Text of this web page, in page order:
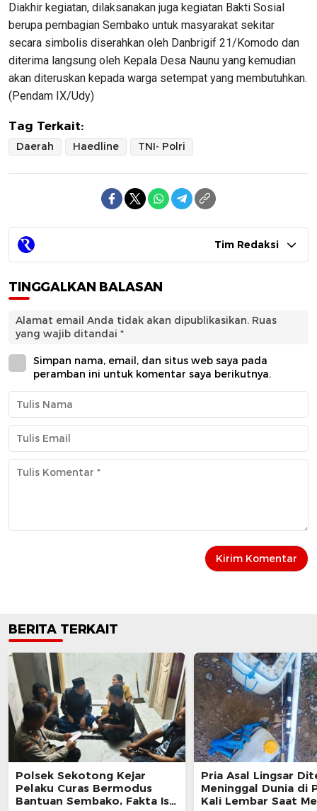
Diakhir kegiatan, dilaksanakan juga kegiatan Bakti Sosial
berupa pembagian Sembako untuk masyarakat sekitar
secara simbolis diserahkan oleh Danbrigif 21/Komodo dan
diterima langsung oleh Kepala Desa Naunu yang kemudian
akan diteruskan kepada warga setempat yang membutuhkan.
(Pendam IX/Udy)
Tag Terkait:
Daerah Haedline TNI- Polri
Tim Redaksi
TINGGALKAN BALASAN
Alamat email Anda tidak akan dipublikasikan. Ruas
yang wajib ditandai *
Simpan nama, email, dan situs web saya pada
peramban ini untuk komentar saya berikutnya.
BERITA TERKAIT
Polsek Sekotong Kejar
Pelaku Curas Bermodus
Bantuan Sembako, Fakta Isu
Pria Asal Lingsar
Meninggal Dunia di
Kali Lembar Saat